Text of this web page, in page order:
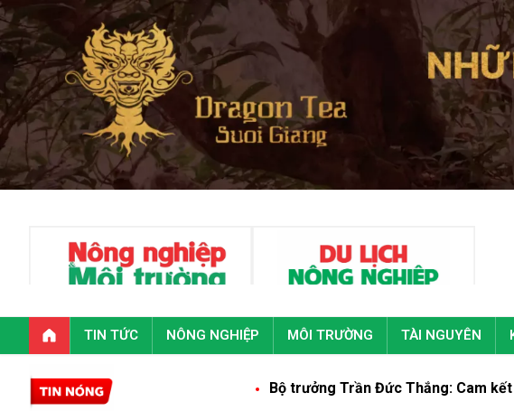
TIN TỨC NÔNG NGHIỆP MÔI TRƯỜNG TÀI NGUYÊN
Bộ trưởng Trần Đức Thắng: Cam kết đồng hành cùng